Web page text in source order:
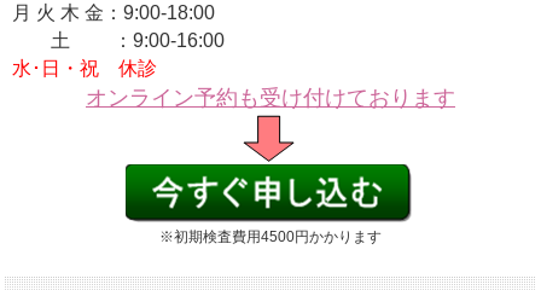
月 火 木 金：9:00-18:00
土 ：9:00-16:00
水･日・祝 休診
オンライン予約も受け付けております
※初期検査費用4500円かかります